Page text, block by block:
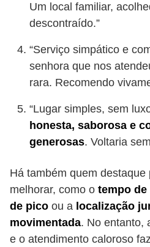
Um local familiar,
descontraído.”
“Serviço simpático e
senhora que nos
rara. Recomendo
“Lugar simples, sem
honesta, saborosa e
generosas. Voltaria
Há também quem
melhorar, como o tempo
de pico ou a localização
movimentada. No entanto,
e o atendimento caloroso